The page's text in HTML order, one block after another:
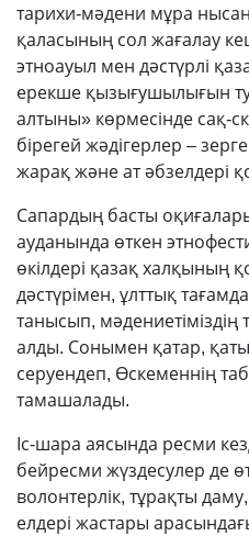
тарихи-мәдени мұра
қаласының сол жағалау
этноауыл мен дәстүрлі
ерекше қызығушылығын
алтыны» көрмесінде сақ-
бірегей жәдігерлер –
жарақ және ат әбзелдері
Сапардың басты
ауданында өткен
өкілдері қазақ халқының
дәстүрімен, ұлттық
танысып, мәдениетіміздің
алды. Сонымен қатар,
серуендеп, Өскеменнің
тамашалады.
Іс-шара аясында ресми
бейресми жүздесулер де
волонтерлік, тұрақты
елдері жастары